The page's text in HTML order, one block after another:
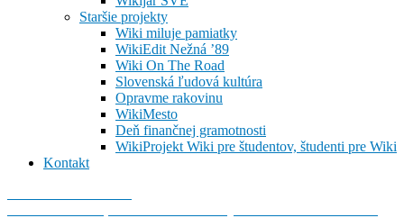
Staršie projekty
Wiki miluje pamiatky
WikiEdit Nežná ’89
Wiki On The Road
Slovenská ľudová kultúra
Opravme rakovinu
WikiMesto
Deň finančnej gramotnosti
WikiProjekt Wiki pre študentov, študenti pre Wiki
Kontakt